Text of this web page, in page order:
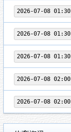
2026-07-08 01:30
2026-07-08 01:30
2026-07-08 01:30
2026-07-08 02:00
2026-07-08 02:00